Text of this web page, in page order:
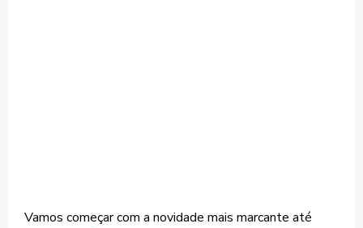
Vamos começar com a novidade mais marcante até